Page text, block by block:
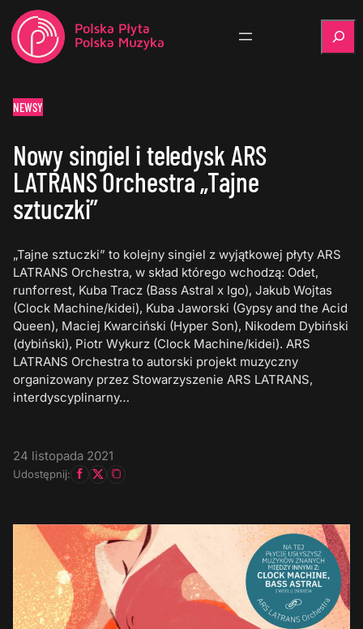
NEWSY
Nowy singiel i teledysk ARS
LATRANS Orchestra „Tajne
sztuczki”
„Tajne sztuczki” to kolejny singiel z wyjątkowej płyty ARS
LATRANS Orchestra, w skład którego wchodzą: Odet,
runforrest, Kuba Tracz (Bass Astral x Igo), Jakub Wojtas
(Clock Machine/kidei), Kuba Jaworski (Gypsy and the Acid
Queen), Maciej Kwarciński (Hyper Son), Nikodem Dybiński
(dybiński), Piotr Wykurz (Clock Machine/kidei). ARS
LATRANS Orchestra to autorski projekt muzyczny
organizowany przez Stowarzyszenie ARS LATRANS,
interdyscyplinarny…
24 listopada 2021
Udostępnij: